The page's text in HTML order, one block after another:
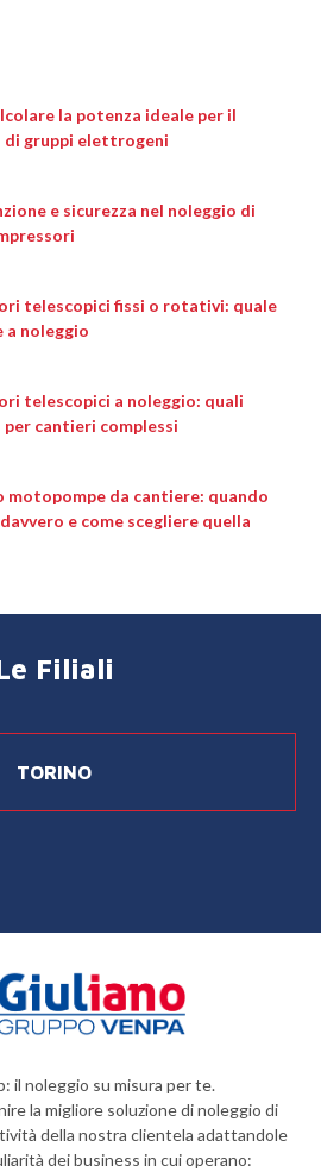
la potenza ideale per il
di gruppi elettrogeni
e sicurezza nel noleggio di
telescopici fissi o rotativi: quale
a noleggio
telescopici a noleggio: quali
cantieri complessi
motopompe da cantiere: quando
e come scegliere quella
Filiali
TORINO
il noleggio su misura per te.
la migliore soluzione di noleggio di
della nostra clientela adattandole
dei business in cui operano: